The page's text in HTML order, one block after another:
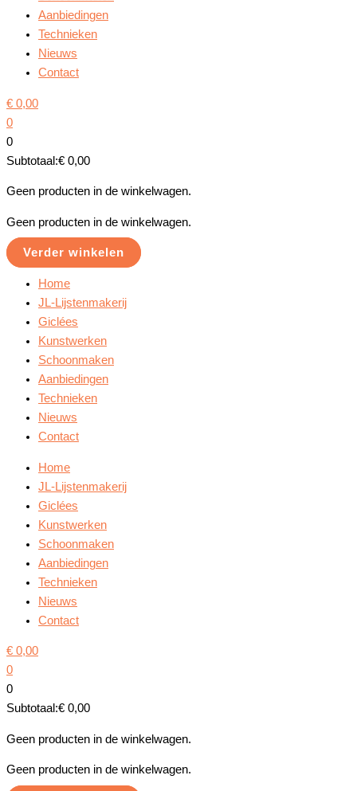
Aanbiedingen
Technieken
Nieuws
Contact
€ 0,00
0
0
Subtotaal:€ 0,00
Geen producten in de winkelwagen.
Geen producten in de winkelwagen.
Verder winkelen
Home
JL-Lijstenmakerij
Giclées
Kunstwerken
Schoonmaken
Aanbiedingen
Technieken
Nieuws
Contact
Home
JL-Lijstenmakerij
Giclées
Kunstwerken
Schoonmaken
Aanbiedingen
Technieken
Nieuws
Contact
€ 0,00
0
0
Subtotaal:€ 0,00
Geen producten in de winkelwagen.
Geen producten in de winkelwagen.